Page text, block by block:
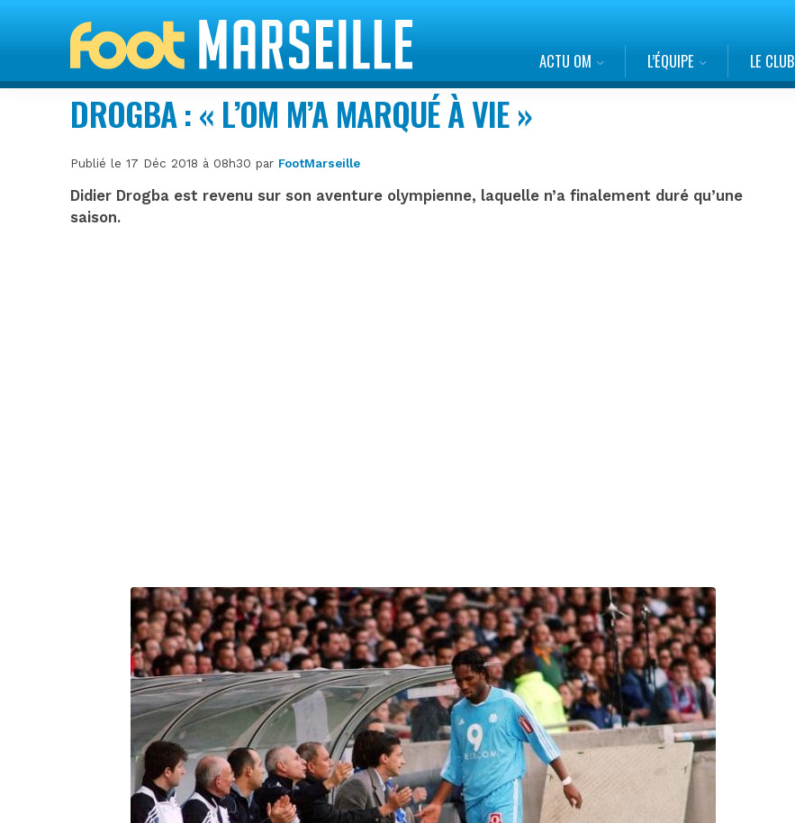
ACTU OM L’ÉQUIPE LE CLUB
DROGBA : « L’OM M’A MARQUÉ À VIE »
Publié le 17 Déc 2018 à 08h30 par FootMarseille
Didier Drogba est revenu sur son aventure olympienne, laquelle n’a finalement duré qu’une
saison.